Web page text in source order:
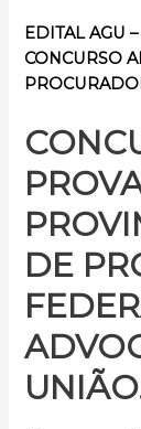
EDITAL AGU
CONCURSO
DE